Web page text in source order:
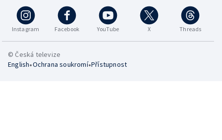
Instagram Facebook YouTube X Threads
© Česká televize
English•Ochrana soukromí•Přístupnost